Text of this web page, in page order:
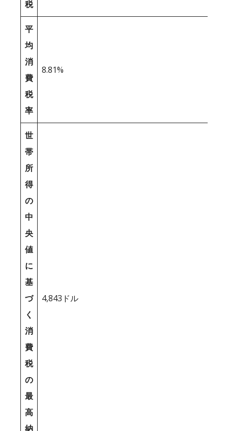
税
平
均
消
費
税
率
8.81%
世
帯
所
得
の
中
央
値
に
基
づ
く
消
費
税
の
最
高
納
4,843ドル